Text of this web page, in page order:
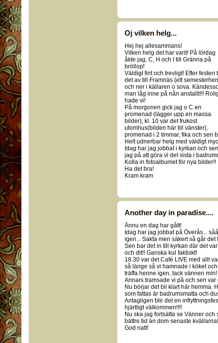
Oj vilken helg...
Hej hej allesammans!
Vilken helg det har varit! På lördag
åkte jag, C, H och I till Gränna på
bröllop!
Väldigt fint och trevligt! Efter festen
det av till Framnäs (ett
och ner i källaren o sova.
man låg inne på nån anstallt!!!
hade vi!
På morgonen gick jag o C en
promenad (lägger upp en massa
bilder), kl. 10 var det frukost
utomhus(bilden här till vänster),
promenad i 2 timmar, fika och sen
Helt udnerbar helg med väldigt
Idag har jag jobbat i kyrkan och
jag på att göra vi det sista i
Kolla in fotoalbumet för nya bilder!!
Ha det bra!
Kram kram
Another day in paradise....
Ännu en dag har gått!
Idag har jag jobbat på Överås...
igen... Sakta men säkert så går
Sen bar det in till kyrkan där det
och dit!! Ganska kul faktiskt!
18.30 var det Café LIVE med allt
så länge så vi hamnade i köket
träffa henne igen, tack vännen min!
Annars tramsade vi på och sen
Nu börjar det bli klart här hemma.
som fattas är badrumsmatta och
Antagligen blir det en
hjärtligt välkommen!!!!
Nu ska jag fortsätta se Vänner
bättre tid än dom senaste
God natt!